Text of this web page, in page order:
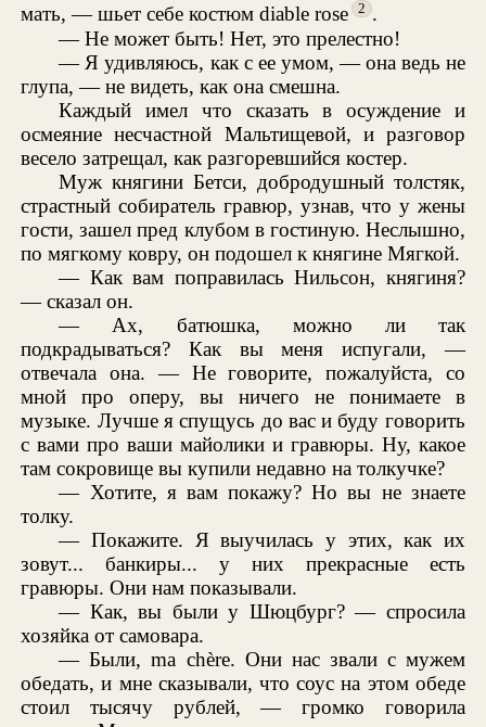
мать, — шьет себе костюм diable rose
2 .
— Не может быть! Нет, это прелестно!
— Я удивляюсь, как с ее умом, — она ведь не
глупа, — не видеть, как она смешна.
Каждый имел что сказать в осуждение и
осмеяние несчастной Мальтищевой, и разговор
весело затрещал, как разгоревшийся костер.
Муж княгини Бетси, добродушный толстяк,
страстный собиратель гравюр, узнав, что у жены
гости, зашел пред клубом в гостиную. Неслышно,
по мягкому ковру, он подошел к княгине Мягкой.
— Как вам поправилась Нильсон, княгиня?
— сказал он.
— Ах, батюшка, можно ли так
подкрадываться? Как вы меня испугали, —
отвечала она. — Не говорите, пожалуйста, со
мной про оперу, вы ничего не понимаете в
музыке. Лучше я спущусь до вас и буду говорить
с вами про ваши майолики и гравюры. Ну, какое
там сокровище вы купили недавно на толкучке?
— Хотите, я вам покажу? Но вы не знаете
толку.
— Покажите. Я выучилась у этих, как их
зовут... банкиры... у них прекрасные есть
гравюры. Они нам показывали.
— Как, вы были у Шюцбург? — спросила
хозяйка от самовара.
— Были, ma chère. Они нас звали с мужем
обедать, и мне сказывали, что соус на этом обеде
стоил тысячу рублей, — громко говорила